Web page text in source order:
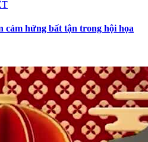
cảm hứng bất tận trong hội họa